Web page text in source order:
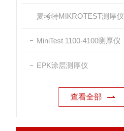
麦考特MIKROTEST测厚仪
MiniTest 1100-4100测厚仪
EPK涂层测厚仪
查看全部